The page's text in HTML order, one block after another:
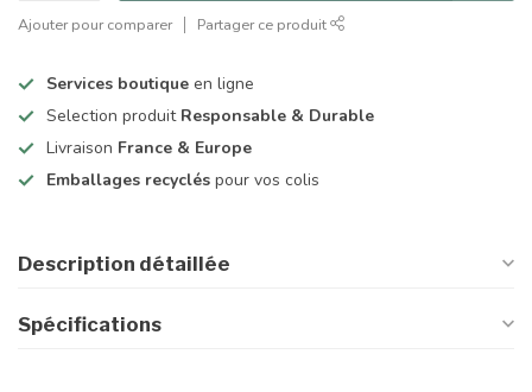
Ajouter pour comparer Partager ce produit
Services boutique en ligne
Selection produit Responsable & Durable
Livraison France & Europe
Emballages recyclés pour vos colis
Description détaillée
Spécifications